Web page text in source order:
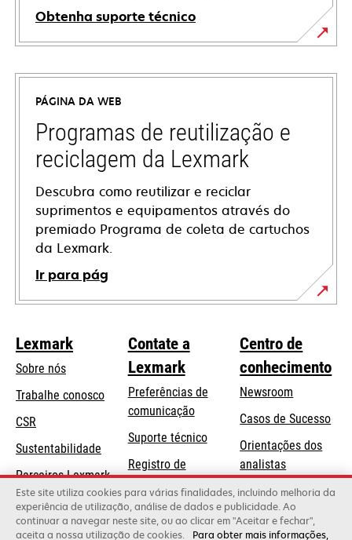
Obtenha suporte técnico
abre
em
nova
guia
PÁGINA DA WEB
Programas de reutilização e
reciclagem da Lexmark
Descubra como reutilizar e reciclar
suprimentos e equipamentos através do
premiado Programa de coleta de cartuchos
da Lexmark.
Ir para pág
Lexmark
Sobre nós
Trabalhe conosco
CSR
Sustentabilidade
Parceiros Lexmark
Contate a
Lexmark
Preferências de
comunicação
Suporte técnicoabre
uma
nova
guia
Registro de
produtos
Onde comprar
Centro de
conhecimento
Newsroom
Casos de Sucesso
Orientações dos
analistas
Blog Lexmark
Este site utiliza cookies para várias finalidades, incluindo melhoria da
experiência de utilização, análise de dados e publicidade. Ao
continuar a navegar neste site, ou ao clicar em "Aceitar e fechar",
aceita a nossa utilização de cookies.
Para obter mais informações,